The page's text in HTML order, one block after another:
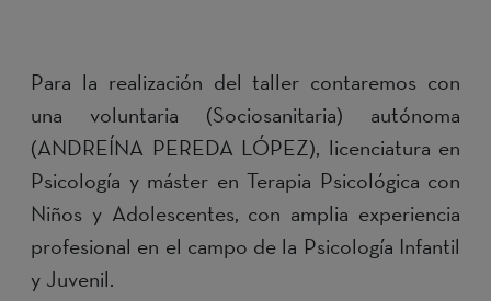
Para la realización del taller contaremos con
una voluntaria (Sociosanitaria) autónoma
(ANDREÍNA PEREDA LÓPEZ), licenciatura en
Psicología y máster en Terapia Psicológica con
Niños y Adolescentes, con amplia experiencia
profesional en el campo de la Psicología Infantil
y Juvenil.